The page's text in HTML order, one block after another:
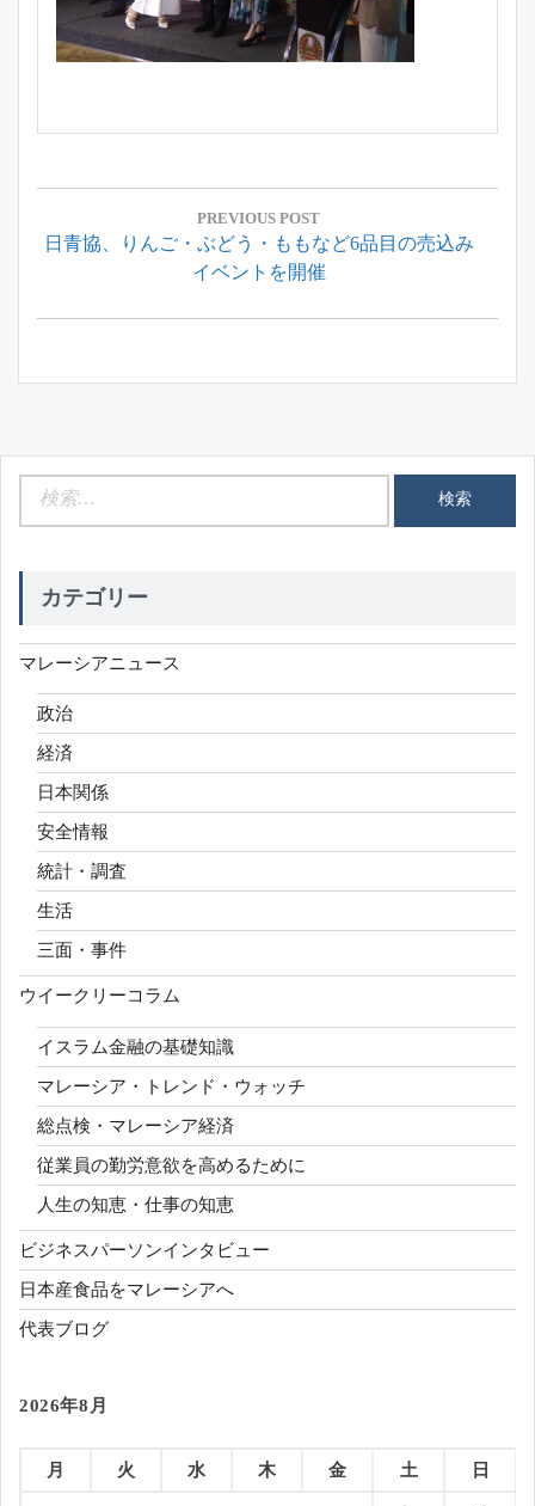
投
ナ
ゲ
シ
ン
PREVIOUS POST
Previous
日青協、りんご・ぶどう・ももなど6品目の売込み
イベントを開催
カテゴリー
マレーシアニュース
政治
経済
日本関係
安全情報
統計・調査
生活
三面・事件
ウイークリーコラム
イスラム金融の基礎知識
マレーシア・トレンド・ウォッチ
総点検・マレーシア経済
従業員の勤労意欲を高めるために
人生の知恵・仕事の知恵
ビジネスパーソンインタビュー
日本産食品をマレーシアへ
代表ブログ
2026年8月
月 火 水 木 金 土 日